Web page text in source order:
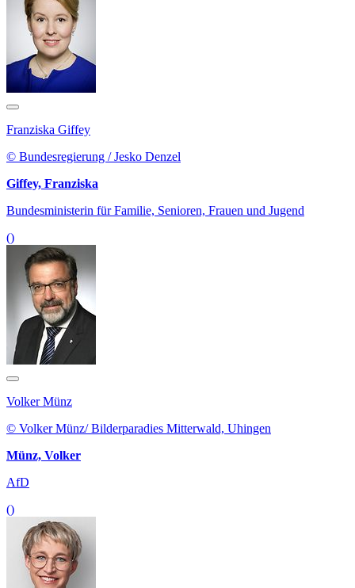
Franziska Giffey
© Bundesregierung / Jesko Denzel
Giffey, Franziska
Bundesministerin für Familie, Senioren, Frauen und Jugend
()
Volker Münz
© Volker Münz/ Bilderparadies Mitterwald, Uhingen
Münz, Volker
AfD
()